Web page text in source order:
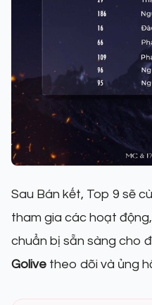
Sau Bán kết, Top 9 sẽ
tham gia các hoạt
chuẩn bị sẵn sàng cho
Golive theo dõi và ủng